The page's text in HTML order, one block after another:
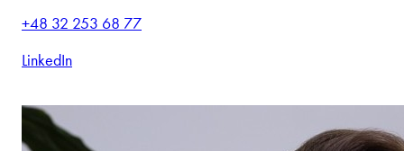
+48 32 253 68 77
LinkedIn